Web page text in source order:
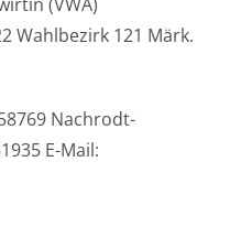
Wahlbezirk 121 Märk.
Nachrodt-
E-Mail: